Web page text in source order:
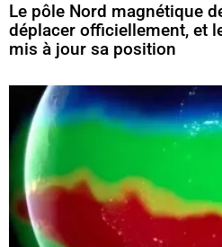
Le pôle Nord magnétique
déplacer officiellement, et
mis à jour sa position